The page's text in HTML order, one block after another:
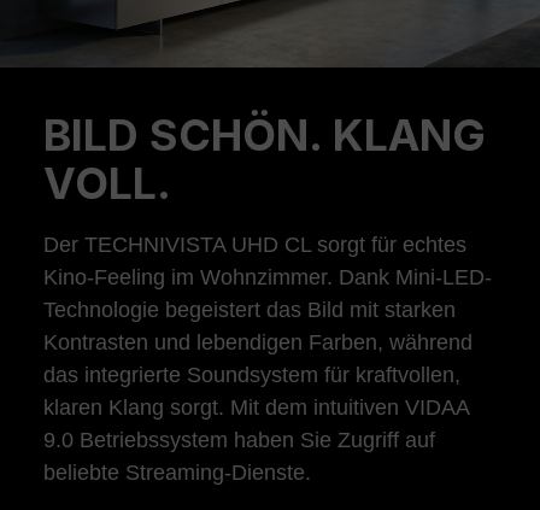
BILD SCHÖN. KLANG
VOLL.
Der TECHNIVISTA UHD CL sorgt für echtes
Kino-Feeling im Wohnzimmer. Dank Mini-LED-
Technologie begeistert das Bild mit starken
Kontrasten und lebendigen Farben, während
das integrierte Soundsystem für kraftvollen,
klaren Klang sorgt. Mit dem intuitiven VIDAA
9.0 Betriebssystem haben Sie Zugriff auf
beliebte Streaming-Dienste.
Previous